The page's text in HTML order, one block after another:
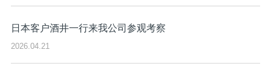
日本客户酒井一行来我公司参观考察
2026.04.21